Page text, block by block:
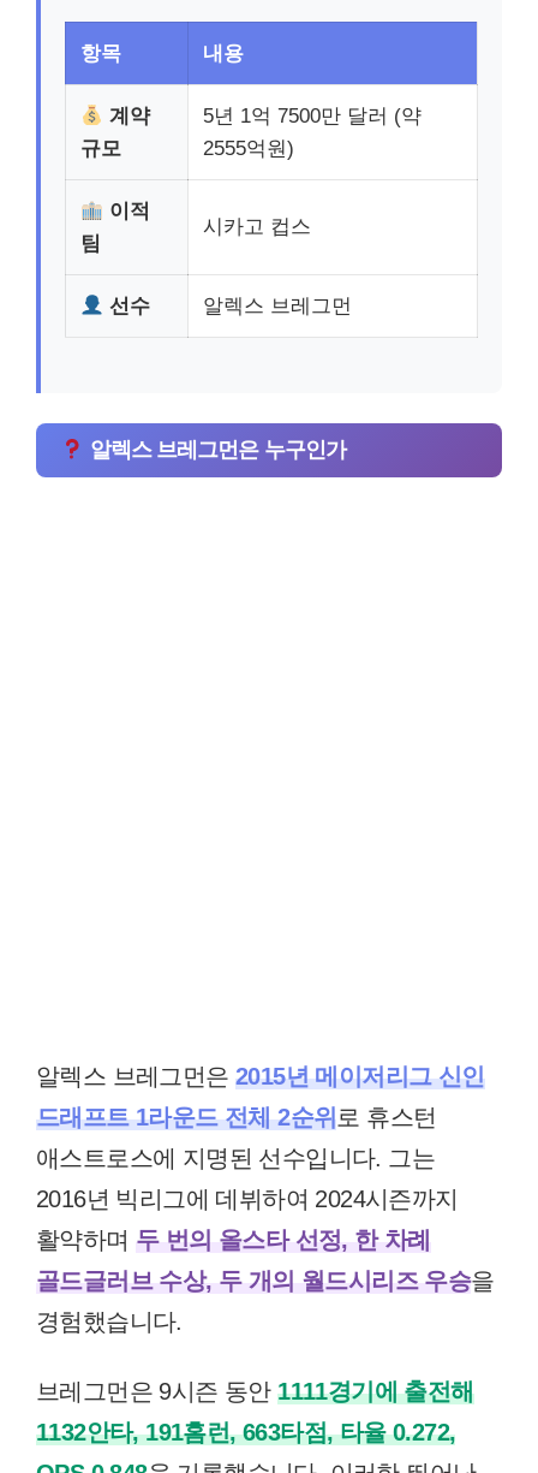
항목 내용
계약
규모
5년 1억 7500만 달러 (약
2555억원)
이적
팀
시카고 컵스
선수 알렉스 브레그먼
알렉스 브레그먼은 누구인가
알렉스 브레그먼은 2015년 메이저리그 신인
드래프트 1라운드 전체 2순위로 휴스턴
애스트로스에 지명된 선수입니다. 그는
2016년 빅리그에 데뷔하여 2024시즌까지
활약하며 두 번의 올스타 선정, 한 차례
골드글러브 수상, 두 개의 월드시리즈 우승을
경험했습니다.
브레그먼은 9시즌 동안1111경기에 출전해
1132안타, 191홈런, 663타점, 타율 0.272,